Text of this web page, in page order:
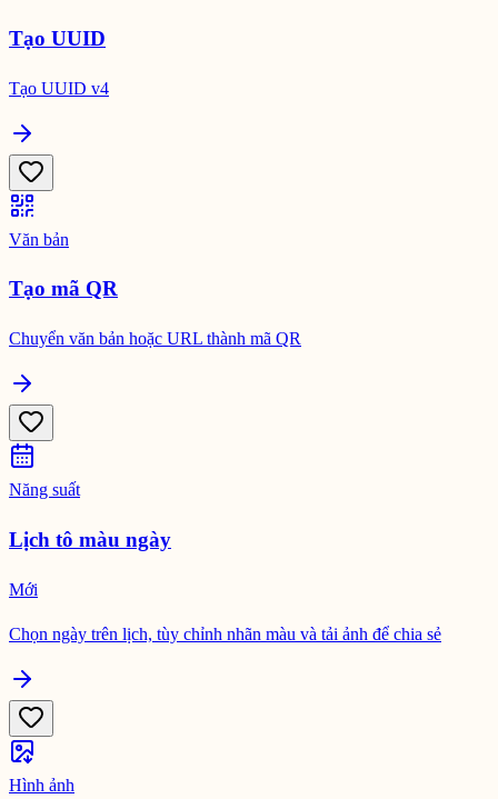
Tạo UUID
Tạo UUID v4
Văn bản
Tạo mã QR
Chuyển văn bản hoặc URL thành mã QR
Năng suất
Lịch tô màu ngày
Mới
Chọn ngày trên lịch, tùy chỉnh nhãn màu và tải ảnh để chia sẻ
Hình ảnh